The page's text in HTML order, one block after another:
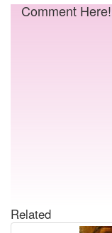
Comment Here!
Related